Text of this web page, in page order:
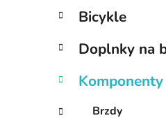
č
ý
a
n
e
ó
i
Bicykle
Doplnky na
Brzdy